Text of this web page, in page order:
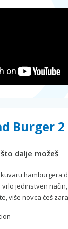
Burger 2
dalje možeš
hamburgera
jedinstven
više novca ćeš